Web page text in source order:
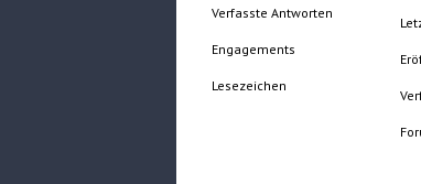
Verfasste Antworten
Engagements
Lesezeichen